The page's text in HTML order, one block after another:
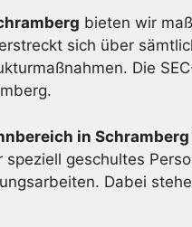
bieten wir
sich über
Die
in Schramberg
geschultes
Dabei